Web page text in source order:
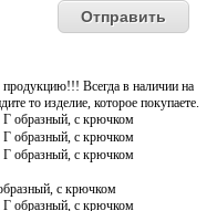
Всегда в наличии на
то изделие, которое покупаете.
с крючком